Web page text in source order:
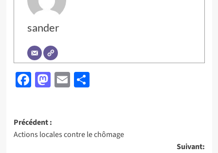
sander
Facebook
Mastodon
EmailPartager
Navigation
d’article
Précédent :
Actions locales contre le chômage
Suivant: